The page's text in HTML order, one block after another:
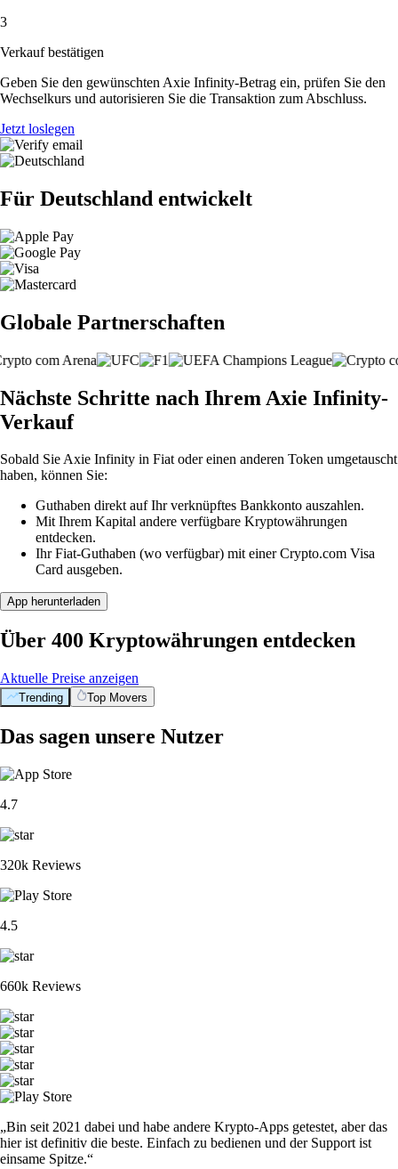
3
Verkauf bestätigen
Geben Sie den gewünschten Axie Infinity-Betrag ein, prüfen Sie den
Wechselkurs und autorisieren Sie die Transaktion zum Abschluss.
Jetzt loslegen
Für Deutschland entwickelt
Globale Partnerschaften
Nächste Schritte nach Ihrem Axie Infinity-
Verkauf
Sobald Sie Axie Infinity in Fiat oder einen anderen Token umgetauscht
haben, können Sie:
Guthaben direkt auf Ihr verknüpftes Bankkonto auszahlen.
Mit Ihrem Kapital andere verfügbare Kryptowährungen
entdecken.
Ihr Fiat-Guthaben (wo verfügbar) mit einer Crypto.com Visa
Card ausgeben.
App herunterladen
Über 400 Kryptowährungen entdecken
Aktuelle Preise anzeigen
Trending Top Movers
Das sagen unsere Nutzer
4.7
320k Reviews
4.5
660k Reviews
„Bin seit 2021 dabei und habe andere Krypto-Apps getestet, aber das
hier ist definitiv die beste. Einfach zu bedienen und der Support ist
einsame Spitze.“